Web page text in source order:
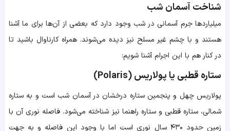
شناخت آسمان شب
میلیاردها جرم آسمانی در شب وجود دارد که بعضی از آن‌ها برای ما آشنا
هستند و با چشم غیر مسلح نیز دیده می‌شوند. همراه کارناوال باشید تا
در کنار هم با این اجرام آشنا شویم:
ستاره‌ قطبی یا پولاریس (Polaris)
پولاریس چهل و پنجمین ستاره‌ درخشان در آسمان شب است و به ستاره‌
شمالی، ستاره‌ قطبی و ستاره‌ راهنما نیز شناخته می‌شود. فاصله نوری آن با
زمین حدود ۴۳۰ سال نوری است اما با وجود این فاصله و به جهت